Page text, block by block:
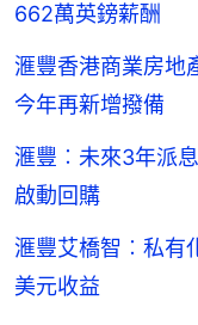
662萬英鎊薪酬
滙豐香港商業房
今年再新增撥備
滙豐︰未來3年派
啟動回購
滙豐艾橋智︰私
美元收益